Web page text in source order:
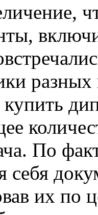
купить
По
себя
их по